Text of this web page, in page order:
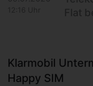
Klarmobil
Happy SIM